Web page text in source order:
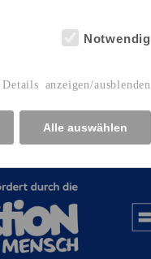
Notwendig
Details anzeigen/ausblenden
Alle auswählen